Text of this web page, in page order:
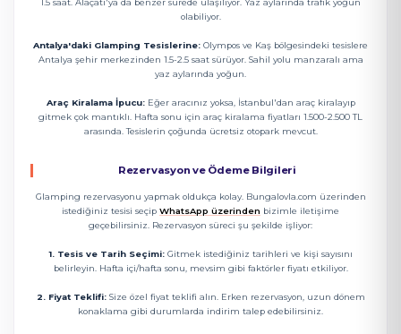
1.5 saat. Alaçatı'ya da benzer sürede ulaşılıyor. Yaz aylarında trafik yoğun
olabiliyor.
Antalya'daki Glamping Tesislerine: Olympos ve Kaş bölgesindeki tesislere
Antalya şehir merkezinden 1.5-2.5 saat sürüyor. Sahil yolu manzaralı ama
yaz aylarında yoğun.
Araç Kiralama İpucu:Eğer aracınız yoksa, İstanbul'dan araç kiralayıp
gitmek çok mantıklı. Hafta sonu için araç kiralama fiyatları 1.500-2.500 TL
arasında. Tesislerin çoğunda ücretsiz otopark mevcut.
Rezervasyon ve Ödeme Bilgileri
Glamping rezervasyonu yapmak oldukça kolay. Bungalovla.com üzerinden
istediğiniz tesisi seçip WhatsApp üzerinden bizimle iletişime
geçebilirsiniz. Rezervasyon süreci şu şekilde işliyor:
1. Tesis ve Tarih Seçimi:Gitmek istediğiniz tarihleri ve kişi sayısını
belirleyin. Hafta içi/hafta sonu, mevsim gibi faktörler fiyatı etkiliyor.
2. Fiyat Teklifi:Size özel fiyat teklifi alın. Erken rezervasyon, uzun dönem
konaklama gibi durumlarda indirim talep edebilirsiniz.